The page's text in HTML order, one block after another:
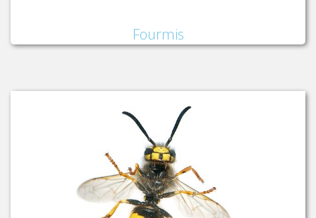
Fourmis